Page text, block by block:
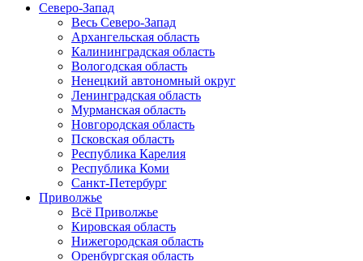
Северо-Запад
Весь Северо-Запад
Архангельская область
Калининградская область
Вологодская область
Ненецкий автономный округ
Ленинградская область
Мурманская область
Новгородская область
Псковская область
Республика Карелия
Республика Коми
Санкт-Петербург
Приволжье
Всё Приволжье
Кировская область
Нижегородская область
Оренбургская область